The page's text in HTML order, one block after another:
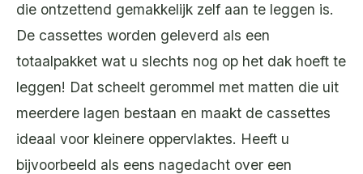
die ontzettend gemakkelijk zelf aan te leggen is.
De cassettes worden geleverd als een
totaalpakket wat u slechts nog op het dak hoeft te
leggen! Dat scheelt gerommel met matten die uit
meerdere lagen bestaan en maakt de cassettes
ideaal voor kleinere oppervlaktes. Heeft u
bijvoorbeeld als eens nagedacht over een